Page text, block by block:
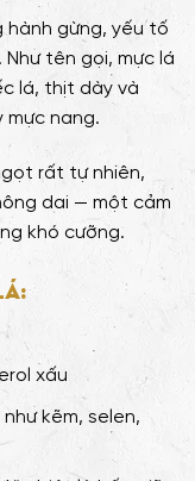
hành gừng, yếu tố
tên gọi, mực lá
lá, thịt dày và
mực nang.
rất tự nhiên,
dai — một cảm
khó cưỡng.
xấu
kẽm, selen,